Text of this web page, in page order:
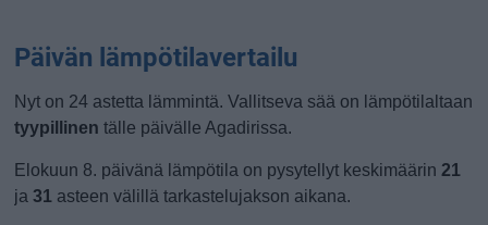
Päivän lämpötilavertailu
Nyt on 24 astetta lämmintä. Vallitseva sää on lämpötilaltaan
tyypillinen tälle päivälle Agadirissa.
Elokuun 8. päivänä lämpötila on pysytellyt keskimäärin21
ja31 asteen välillä tarkastelujakson aikana.